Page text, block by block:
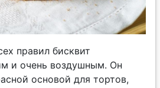
правил бисквит
и очень воздушным. Он
основой для тортов,